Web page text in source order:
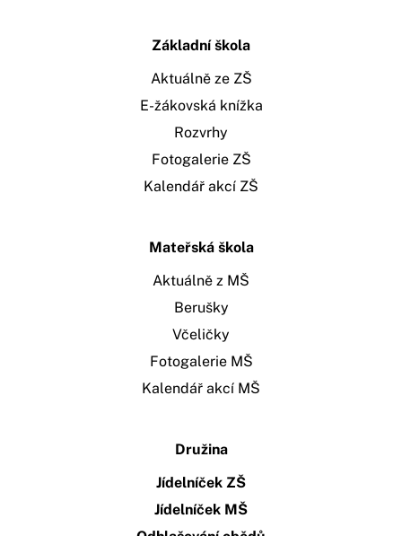
Základní škola
Aktuálně ze ZŠ
E-žákovská knížka
Rozvrhy
Fotogalerie ZŠ
Kalendář akcí ZŠ
Mateřská škola
Aktuálně z MŠ
Berušky
Včeličky
Fotogalerie MŠ
Kalendář akcí MŠ
Družina
Jídelníček ZŠ
Jídelníček MŠ